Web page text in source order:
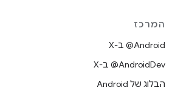
המרכז
‫‎@Android ב-X
‫‎@AndroidDev ב-X
הבלוג של Android